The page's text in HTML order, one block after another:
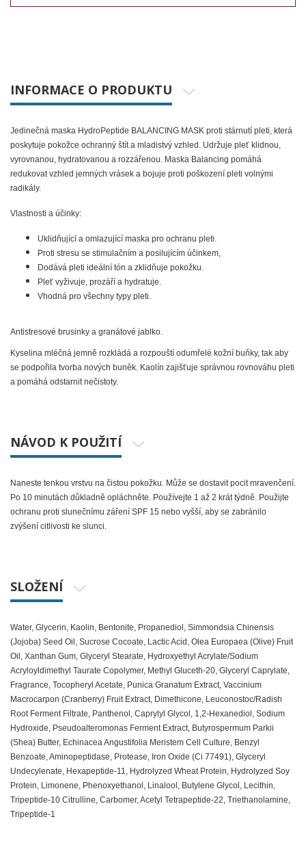
INFORMACE O PRODUKTU
Jedinečná maska HydroPeptide BALANCING MASK proti stárnutí pleti, která
poskytuje pokožce ochranný štít a mladistvý vzhled. Udržuje pleť klidnou,
vyrovnanou, hydratovanou a rozzářenou. Maska Balancing pomáhá
redukovat vzhled jemných vrásek a bojuje proti poškození pleti volnými
radikály.
Vlastnosti a účinky:
Uklidňující a omlazující maska pro ochranu pleti.
Proti stresu se stimulačním a posilujícím účinkem,
Dodává pleti ideální tón a zklidňuje pokožku.
Pleť vyživuje, prozáří a hydratuje.
Vhodná pro všechny typy pleti.
Antistresové brusinky a granátové jablko.
Kyselina mléčná jemně rozkládá a rozpouští odumřelé kožní buňky, tak aby
se podpořila tvorba nových buněk. Kaolín zajišťuje správnou rovnováhu pleti
a pomáhá odstarnit nečistoty.
NÁVOD K POUŽITÍ
Naneste tenkou vrstvu na čistou pokožku. Může se dostavit pocit mravenčení.
Po 10 minutách důkladně opláchněte. Používejte 1 až 2 krát týdně. Použijte
ochranu proti slunečnímu záření SPF 15 nebo vyšší, aby se zabránilo
zvýšení citlivosti ke slunci.
SLOŽENÍ
Water, Glycerin, Kaolin, Bentonite, Propanediol, Simmondsia Chinensis
(Jojoba) Seed Oil, Sucrose Cocoate, Lactic Acid, Olea Europaea (Olive) Fruit
Oil, Xanthan Gum, Glyceryl Stearate, Hydroxyethyl Acrylate/Sodium
Acryloyldimethyl Taurate Copolymer, Methyl Gluceth-20, Glyceryl Caprylate,
Fragrance, Tocopheryl Acetate, Punica Granatum Extract, Vaccinium
Macrocarpon (Cranberry) Fruit Extract, Dimethicone, Leuconostoc/Radish
Root Ferment Filtrate, Panthenol, Caprylyl Glycol, 1,2-Hexanediol, Sodium
Hydroxide, Pseudoalteromonas Ferment Extract, Butyrospermum Parkii
(Shea) Butter, Echinacea Angustifolia Meristem Cell Culture, Benzyl
Benzoate, Aminopeptidase, Protease, Iron Oxide (Ci 77491), Glyceryl
Undecylenate, Hexapeptide-11, Hydrolyzed Wheat Protein, Hydrolyzed Soy
Protein, Limonene, Phenoxyethanol, Linalool, Butylene Glycol, Lecithin,
Tripeptide-10 Citrulline, Carbomer, Acetyl Tetrapeptide-22, Triethanolamine,
Tripeptide-1